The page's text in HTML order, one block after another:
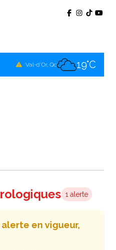
Val-d'Or, Qc 19°C
1 alerte
en vigueur,